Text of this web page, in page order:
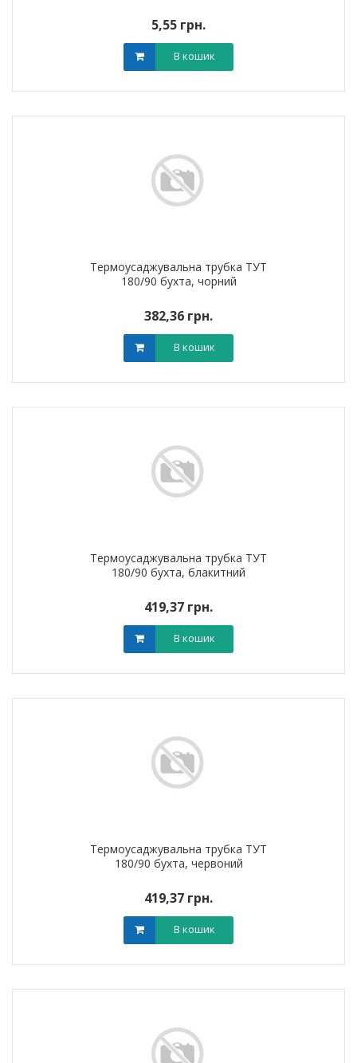
5,55 грн.
В кошик
Термоусаджувальна трубка ТУТ
180/90 бухта, чорний
382,36 грн.
В кошик
Термоусаджувальна трубка ТУТ
180/90 бухта, блакитний
419,37 грн.
В кошик
Термоусаджувальна трубка ТУТ
180/90 бухта, червоний
419,37 грн.
В кошик